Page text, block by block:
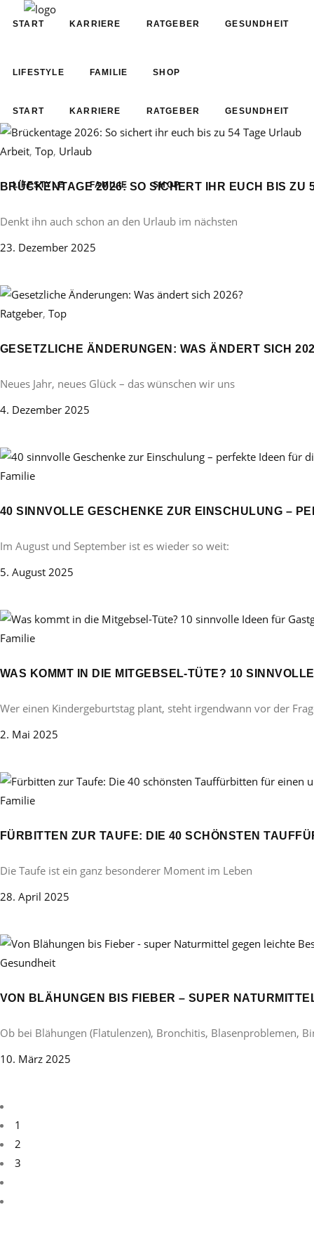
START KARRIERE RATGEBER GESUNDHEIT
LIFESTYLE FAMILIE SHOP
START KARRIERE RATGEBER GESUNDHEIT
LIFESTYLE FAMILIE SHOP
Arbeit, Top, Urlaub
BRÜCKENTAGE 2026: SO SICHERT IHR EUCH BIS ZU
Denkt ihn auch schon an den Urlaub im nächsten
23. Dezember 2025
Ratgeber, Top
GESETZLICHE ÄNDERUNGEN: WAS ÄNDERT SICH
Neues Jahr, neues Glück – das wünschen wir uns
4. Dezember 2025
Familie
40 SINNVOLLE GESCHENKE ZUR EINSCHULUNG –
Im August und September ist es wieder so weit:
5. August 2025
Familie
WAS KOMMT IN DIE MITGEBSEL-TÜTE? 10
Wer einen Kindergeburtstag plant, steht irgendwann vor der
2. Mai 2025
Familie
FÜRBITTEN ZUR TAUFE: DIE 40 SCHÖNSTEN
Die Taufe ist ein ganz besonderer Moment im Leben
28. April 2025
Gesundheit
VON BLÄHUNGEN BIS FIEBER – SUPER
Ob bei Blähungen (Flatulenzen), Bronchitis, Blasenproblemen,
10. März 2025
1
2
3